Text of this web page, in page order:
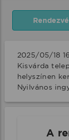
2025/05/18
Kisvárda
helyszínen
Nyilvános
A